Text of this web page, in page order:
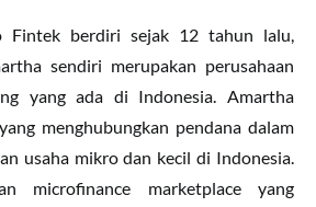
Fintek berdiri sejak 12 tahun lalu,
sendiri merupakan perusahaan
yang ada di Indonesia. Amartha
menghubungkan pendana dalam
usaha mikro dan kecil di Indonesia.
microfinance marketplace yang